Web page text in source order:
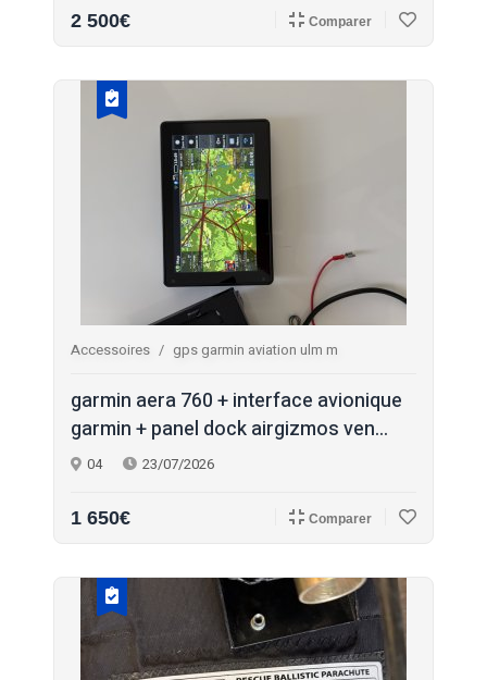
2 500€ Comparer
Accessoires gps garmin aviation ulm m
garmin aera 760 + interface avionique
garmin + panel dock airgizmos ven...
04 23/07/2026
1 650€ Comparer